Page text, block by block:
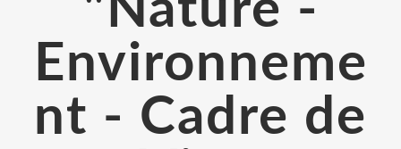
"Nature -
Environneme
nt - Cadre de